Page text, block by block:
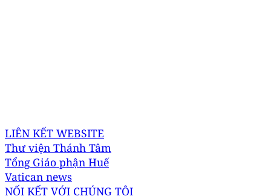
LIÊN KẾT WEBSITE
Thư viện Thánh Tâm
Tổng Giáo phận Huế
Vatican news
NỐI KẾT VỚI CHÚNG TÔI